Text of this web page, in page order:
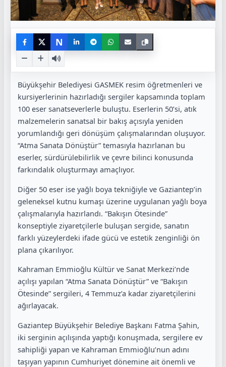
N
Büyükşehir Belediyesi GASMEK resim öğretmenleri ve
kursiyerlerinin hazırladığı sergiler kapsamında toplam
100 eser sanatseverlerle buluştu. Eserlerin 50’si, atık
malzemelerin sanatsal bir bakış açısıyla yeniden
yorumlandığı geri dönüşüm çalışmalarından oluşuyor.
“Atma Sanata Dönüştür” temasıyla hazırlanan bu
eserler, sürdürülebilirlik ve çevre bilinci konusunda
farkındalık oluşturmayı amaçlıyor.
Diğer 50 eser ise yağlı boya tekniğiyle ve Gaziantep’in
geleneksel kutnu kumaşı üzerine uygulanan yağlı boya
çalışmalarıyla hazırlandı. “Bakışın Ötesinde”
konseptiyle ziyaretçilerle buluşan sergide, sanatın
farklı yüzeylerdeki ifade gücü ve estetik zenginliği ön
plana çıkarılıyor.
Kahraman Emmioğlu Kültür ve Sanat Merkezi’nde
açılışı yapılan “Atma Sanata Dönüştür” ve “Bakışın
Ötesinde” sergileri, 4 Temmuz’a kadar ziyaretçilerini
ağırlayacak.
Gaziantep Büyükşehir Belediye Başkanı Fatma Şahin,
iki serginin açılışında yaptığı konuşmada, sergilere ev
sahipliği yapan ve Kahraman Emmioğlu’nun adını
taşıyan yapının Cumhuriyet dönemine ait önemli ve